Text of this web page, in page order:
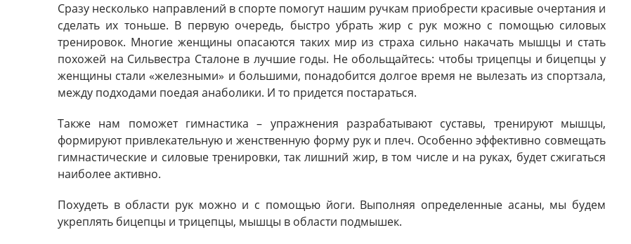
Сразу несколько направлений в спорте помогут нашим ручкам приобрести красивые очертания и
сделать их тоньше. В первую очередь, быстро убрать жир с рук можно с помощью силовых
тренировок. Многие женщины опасаются таких мир из страха сильно накачать мышцы и стать
похожей на Сильвестра Сталоне в лучшие годы. Не обольщайтесь: чтобы трицепцы и бицепцы у
женщины стали «железными» и большими, понадобится долгое время не вылезать из спортзала,
между подходами поедая анаболики. И то придется постараться.
Также нам поможет гимнастика – упражнения разрабатывают суставы, тренируют мышцы,
формируют привлекательную и женственную форму рук и плеч. Особенно эффективно совмещать
гимнастические и силовые тренировки, так лишний жир, в том числе и на руках, будет сжигаться
наиболее активно.
Похудеть в области рук можно и с помощью йоги. Выполняя определенные асаны, мы будем
укреплять бицепцы и трицепцы, мышцы в области подмышек.